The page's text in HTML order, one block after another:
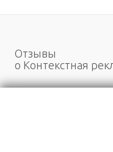
Отзывы
о Контекстная